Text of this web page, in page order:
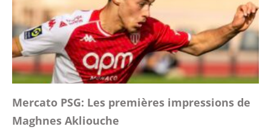
Mercato PSG: Les premières impressions de
Maghnes Akliouche